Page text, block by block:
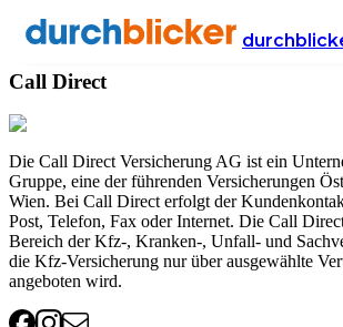
Anbieter Versicherung Call Direct
Call Direct
Die Call Direct Versicherung AG ist ein
Gruppe, eine der führenden Versicherungen
Wien. Bei Call Direct erfolgt der
Post, Telefon, Fax oder Internet. Die Call
Bereich der Kfz-, Kranken-, Unfall- und
die Kfz-Versicherung nur über ausgewählte
angeboten wird.